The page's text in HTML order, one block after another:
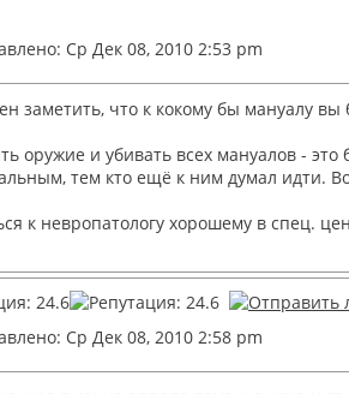
Ср Дек 08, 2010 2:53 pm
заметить, что к кокому бы мануалу
оружие и убивать всех мануалов - это
тем кто ещё к ним думал идти.
к невропатологу хорошему в спец.
Ср Дек 08, 2010 2:58 pm